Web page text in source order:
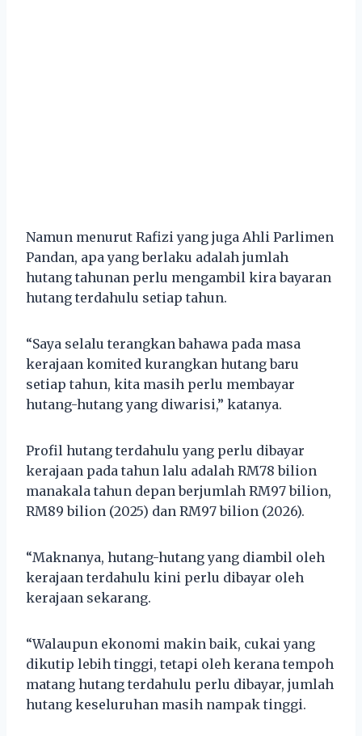
Namun menurut Rafizi yang juga Ahli Parlimen
Pandan, apa yang berlaku adalah jumlah
hutang tahunan perlu mengambil kira bayaran
hutang terdahulu setiap tahun.
“Saya selalu terangkan bahawa pada masa
kerajaan komited kurangkan hutang baru
setiap tahun, kita masih perlu membayar
hutang-hutang yang diwarisi,” katanya.
Profil hutang terdahulu yang perlu dibayar
kerajaan pada tahun lalu adalah RM78 bilion
manakala tahun depan berjumlah RM97 bilion,
RM89 bilion (2025) dan RM97 bilion (2026).
“Maknanya, hutang-hutang yang diambil oleh
kerajaan terdahulu kini perlu dibayar oleh
kerajaan sekarang.
“Walaupun ekonomi makin baik, cukai yang
dikutip lebih tinggi, tetapi oleh kerana tempoh
matang hutang terdahulu perlu dibayar, jumlah
hutang keseluruhan masih nampak tinggi.